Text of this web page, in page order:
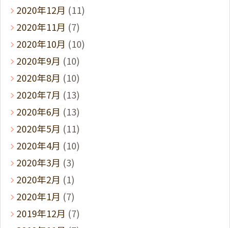
2020年12月 (11)
2020年11月 (7)
2020年10月 (10)
2020年9月 (10)
2020年8月 (10)
2020年7月 (13)
2020年6月 (13)
2020年5月 (11)
2020年4月 (10)
2020年3月 (3)
2020年2月 (1)
2020年1月 (7)
2019年12月 (7)